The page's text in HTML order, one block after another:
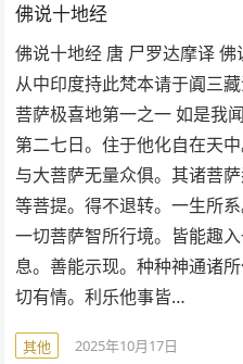
佛说十地经
佛说十地经 唐 尸罗达摩译
从中印度持此梵本请于阗三
菩萨极喜地第一之一 如是我
第二七日。住于他化自在天
与大菩萨无量众俱。其诸菩
等菩提。得不退转。一生所
一切菩萨智所行境。皆能趣
息。善能示现。种种神通诸
切有情。利乐他事皆…
其他 2025年10月17日